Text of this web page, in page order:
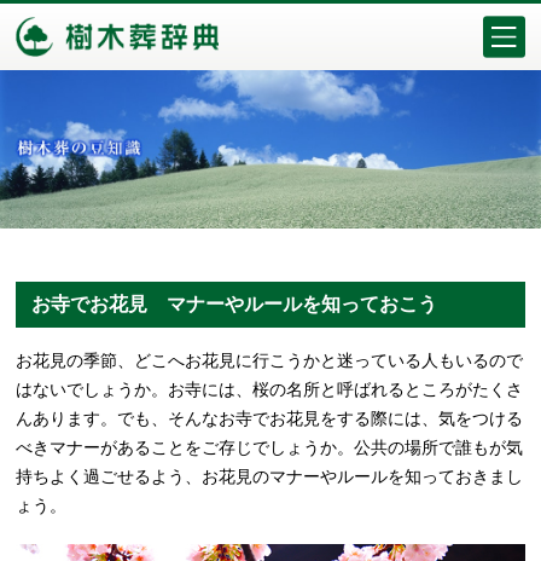
お寺でお花見 マナーやルールを知っておこう
お花見の季節、どこへお花見に行こうかと迷っている人もいるので
はないでしょうか。お寺には、桜の名所と呼ばれるところがたくさ
んあります。でも、そんなお寺でお花見をする際には、気をつける
べきマナーがあることをご存じでしょうか。公共の場所で誰もが気
持ちよく過ごせるよう、お花見のマナーやルールを知っておきまし
ょう。